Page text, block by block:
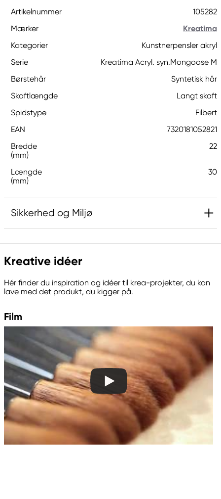
Artikelnummer
105282
Mærker
Kreatima
Kategorier
Kunstnerpensler akryl
Serie
Kreatima Acryl. syn.Mongoose M
Børstehår
Syntetisk hår
Skaftlængde
Langt skaft
Spidstype
Filbert
EAN
7320181052821
Bredde
(mm)
22
Længde
(mm)
30
Sikkerhed og Miljø
Ansvarlig EU
Kreatima
205 14 Malmö, Sweden
www.panduro.com
Kreative idéer
Hér finder du inspiration og idéer til krea-projekter, du kan
lave med det produkt, du kigger på.
Film